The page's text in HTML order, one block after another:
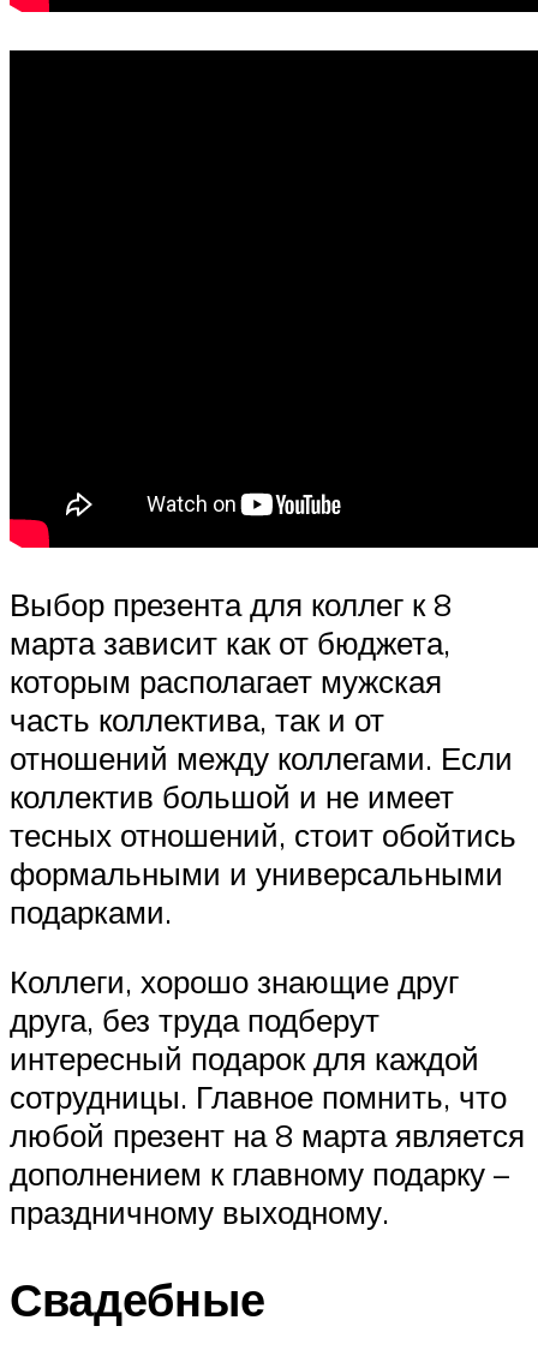
Выбор презента для коллег к 8
марта зависит как от бюджета,
которым располагает мужская
часть коллектива, так и от
отношений между коллегами. Если
коллектив большой и не имеет
тесных отношений, стоит обойтись
формальными и универсальными
подарками.
Коллеги, хорошо знающие друг
друга, без труда подберут
интересный подарок для каждой
сотрудницы. Главное помнить, что
любой презент на 8 марта является
дополнением к главному подарку –
праздничному выходному.
Свадебные